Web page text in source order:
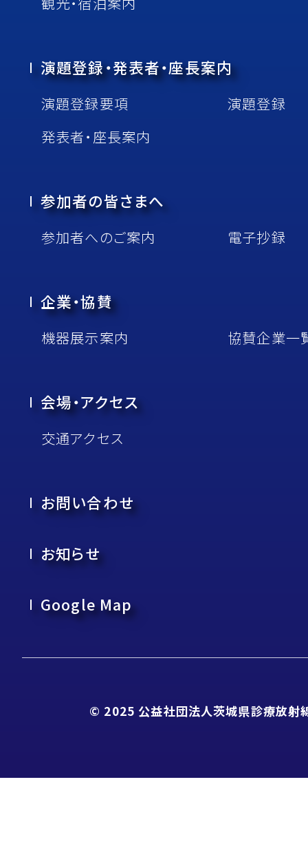
演題登録・発表者・座⻑案内
演題登録要項
演題登録
発表者・座⻑案内
参加者の皆さまへ
参加者へのご案内 電子抄録
企業・協賛
機器展⽰案内 協賛企業⼀
会場・アクセス
交通アクセス
お問い合わせ
お知らせ
Google Map
© 2025 公益社団法人茨城県診療放射